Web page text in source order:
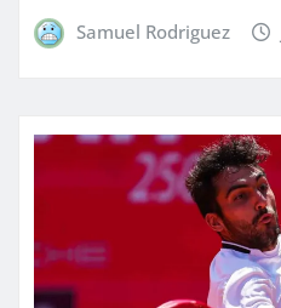
Samuel Rodriguez